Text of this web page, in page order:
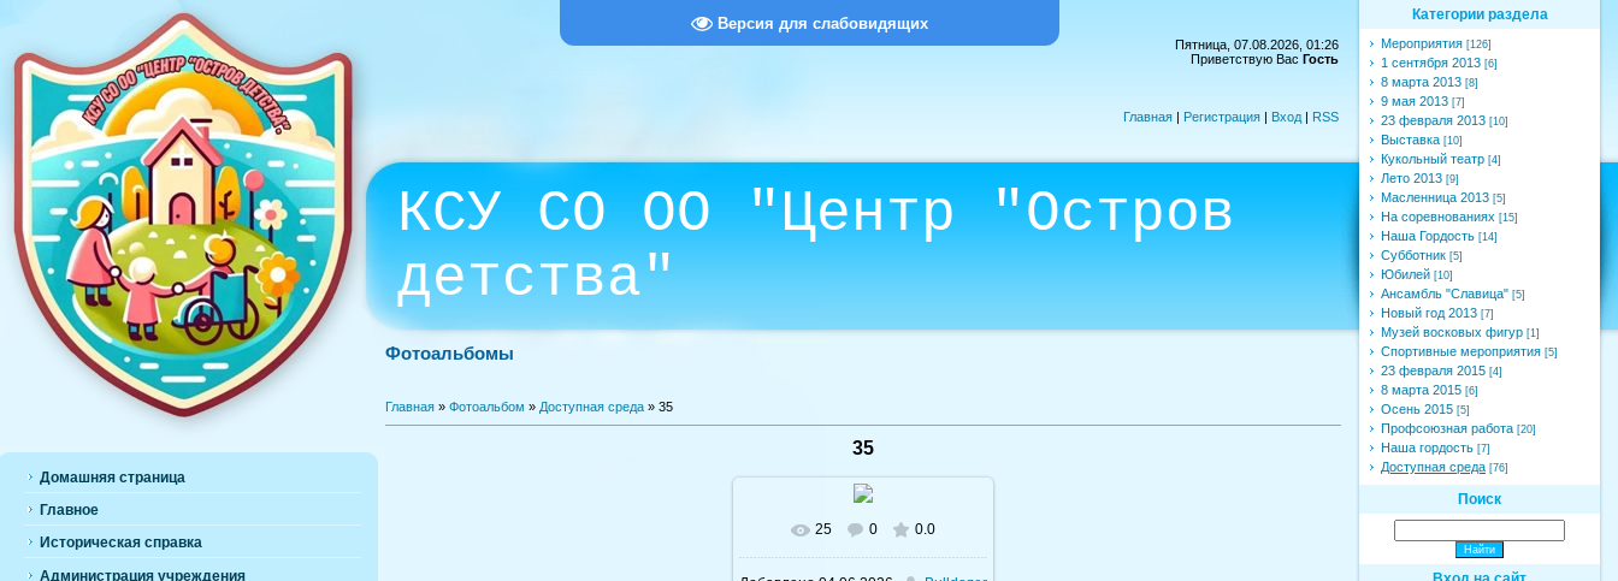
Версия для слабовидящих
Домашняя страница
Главное
Историческая справка
Администрация учреждения
Пятница, 07.08.2026, 01:26
Приветствую Вас Гость
Главная | Регистрация | Вход | RSS
КСУ СО ОО "Центр "Остров
детства"
Фотоальбомы
Главная » Фотоальбом » Доступная среда » 35
35
25 0 0.0
Категории раздела
Мероприятия [126]
1 сентября 2013 [6]
8 марта 2013 [8]
9 мая 2013 [7]
23 февраля 2013 [10]
Выставка [10]
Кукольный театр [4]
Лето 2013 [9]
Масленница 2013 [5]
На соревнованиях [15]
Наша Гордость [14]
Субботник [5]
Юбилей [10]
Ансамбль "Славица" [5]
Новый год 2013 [7]
Музей восковых фигур [1]
Спортивные мероприятия [5]
23 февраля 2015 [4]
8 марта 2015 [6]
Осень 2015 [5]
Профсоюзная работа [20]
Наша гордость [7]
Доступная среда [76]
Поиск